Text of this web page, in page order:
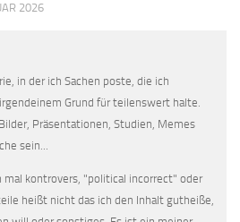
2026
in der ich Sachen poste, die ich
Grund für teilenswert halte.
Präsentationen, Studien, Memes
sein...
mal kontrovers, "political incorrect" oder
heißt nicht das ich den Inhalt gutheiße,